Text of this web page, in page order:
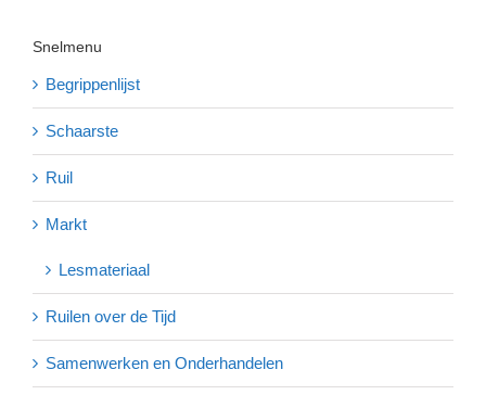
Snelmenu
Begrippenlijst
Schaarste
Ruil
Markt
Lesmateriaal
Ruilen over de Tijd
Samenwerken en Onderhandelen